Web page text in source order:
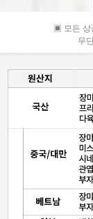
▣ 모든 상
무